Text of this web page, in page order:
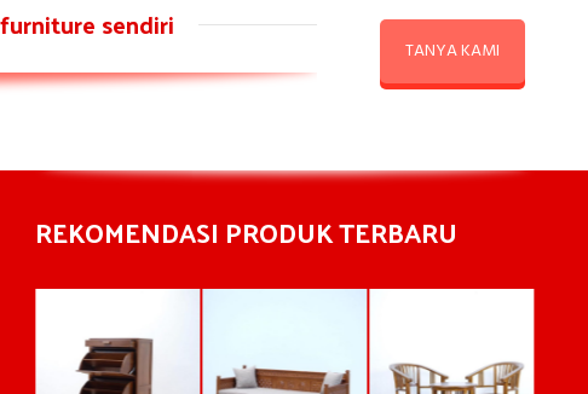
sendiri
TANYA KAMI
REKOMENDASI PRODUK TERBARU